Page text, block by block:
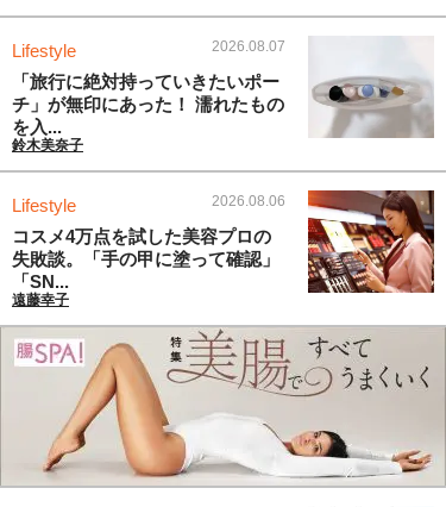
Lifestyle 2026.08.07
「旅行に絶対持っていきたいポー
チ」が無印にあった！ 濡れたもの
を入...
鈴木美奈子
Lifestyle 2026.08.06
コスメ4万点を試した美容プロの
失敗談。「手の甲に塗って確認」
「SN...
遠藤幸子